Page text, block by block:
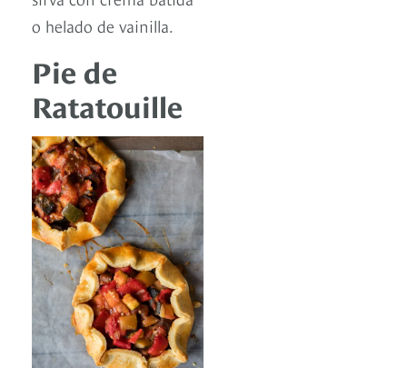
o helado de vainilla.
Pie de
Ratatouille